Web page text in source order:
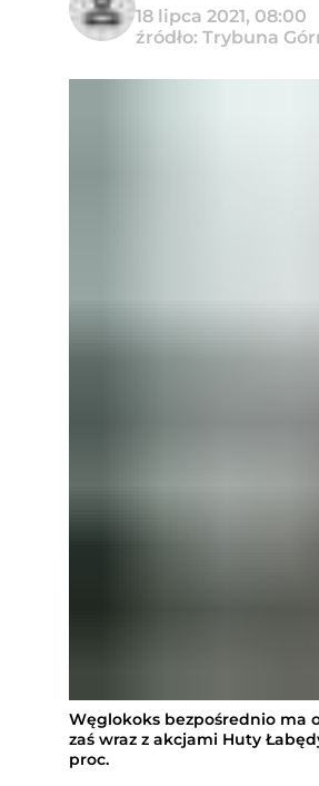
18 lipca 2021, 08:00
źródło: Trybuna
Węglokoks bezpośrednio ma
zaś wraz z akcjami Huty
proc.